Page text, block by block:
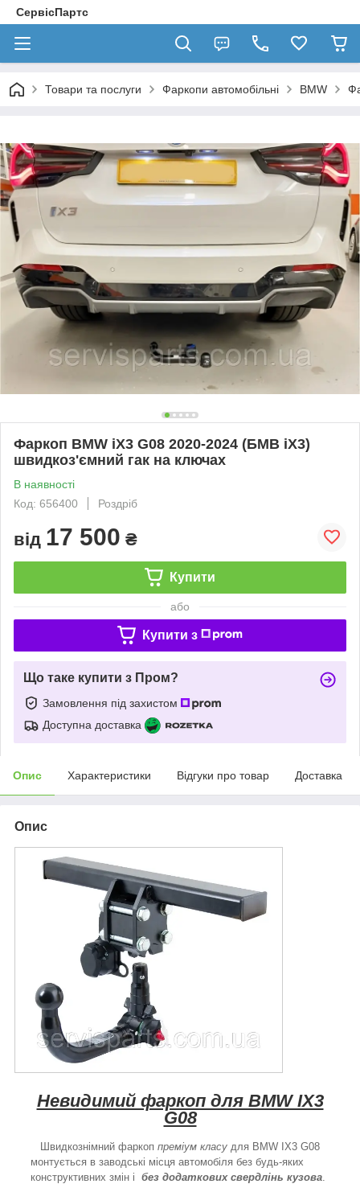
СервісПартс
Товари та послуги Фаркопи автомобільні BMW
Фаркоп BMW iX3 G08 2020-2024 (БМВ iХ3)
швидкоз'ємний гак на ключах
В наявності
Код: 656400
Роздріб
від 17 500 ₴
Купити
або
Купити з
Що таке купити з Пром?
Замовлення під захистом
Доступна доставка
Опис Характеристики Відгуки про товар Доставка
Опис
Невидимий фаркоп для BMW IX3
G08
Швидкознімний фаркоп преміум класу для BMW IX3 G08
монтується в заводські місця автомобіля без будь-яких
конструктивних змін і без додаткових свердлінь кузова